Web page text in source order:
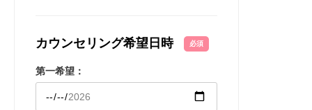
カウンセリング希望日時 必須
第一希望：